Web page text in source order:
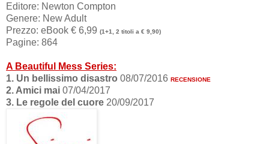
Editore: Newton Compton
Genere: New Adult
Prezzo: eBook € 6,99 (1+1, 2 titoli a € 9,90)
Pagine: 864
A Beautiful Mess Series:
1. Un bellissimo disastro 08/07/2016 RECENSIONE
2. Amici mai 07/04/2017
3. Le regole del cuore 20/09/2017